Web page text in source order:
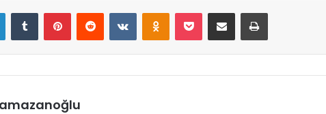
LinkedInTumblr PinterestReddit VKontakteOdnoklassniki
Pocket E-Posta ile paylaş Yazdır